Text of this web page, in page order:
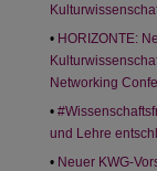
HORIZONTE:
Networking
und Lehre
Neuer KWG-